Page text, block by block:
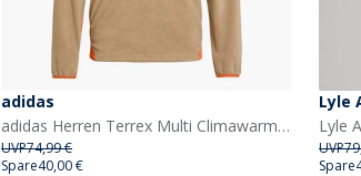
adidas
adidas Herren Terrex Multi Climawarm Fleece Anorak Preloved Teal/Cardboard/Semi Impact Orange
UVP74,99 €
Spare40,00 €
Lyle
UVP
Spare